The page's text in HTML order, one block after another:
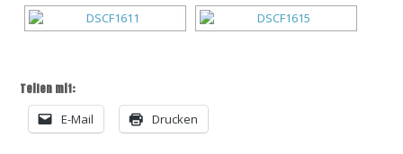
Teilen mit:
E-Mail
Drucken